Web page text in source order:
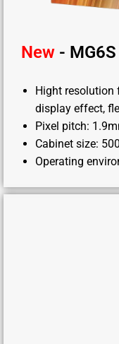
New -
Hight resolution
display effect,
Pixel pitch:
Cabinet size:
Operating